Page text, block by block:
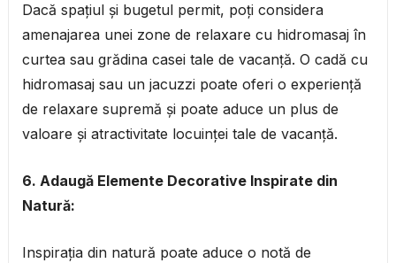
Dacă spațiul și bugetul permit, poți considera
amenajarea unei zone de relaxare cu hidromasaj în
curtea sau grădina casei tale de vacanță. O cadă cu
hidromasaj sau un jacuzzi poate oferi o experiență
de relaxare supremă și poate aduce un plus de
valoare și atractivitate locuinței tale de vacanță.
6. Adaugă Elemente Decorative Inspirate din
Natură:
Inspirația din natură poate aduce o notă de